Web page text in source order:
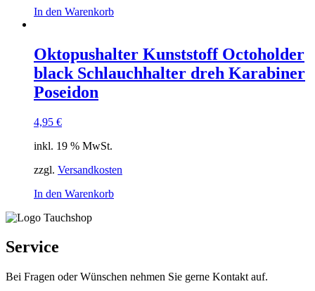
In den Warenkorb
Oktopushalter Kunststoff Octoholder
black Schlauchhalter dreh Karabiner
Poseidon
4,95 €
inkl. 19 % MwSt.
zzgl. Versandkosten
In den Warenkorb
Service
Bei Fragen oder Wünschen nehmen Sie gerne Kontakt auf.